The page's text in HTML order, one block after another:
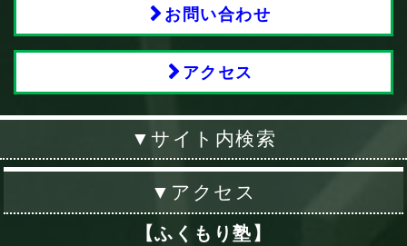
お問い合わせ
アクセス
▼サイト内検索
▼アクセス
【ふくもり塾】